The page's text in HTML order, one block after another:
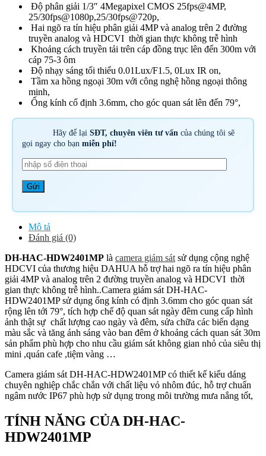
Độ phân giải 1/3″ 4Megapixel CMOS 25fps@4MP,
25/30fps@1080p,25/30fps@720p,
Hai ngõ ra tín hiệu phân giải 4MP và analog trên 2 đường
truyền analog và HDCVI thời gian thực không trễ hình
Khoảng cách truyền tải trên cáp đồng trục lên đến 300m với
cáp 75-3 ôm
Độ nhạy sáng tối thiểu 0.01Lux/F1.5, 0Lux IR on,
Tầm xa hồng ngoại 30m với công nghệ hồng ngoại thông
minh,
Ống kính cố định 3.6mm, cho góc quan sát lên đến 79°,
Hãy để lạiSĐT, chuyên viên tư vấncủa chúng tôi sẽ
gọi ngay cho bạn miễn phí!
Mô tả
Đánh giá (0)
DH-HAC-HDW2401MP là camera giám sát sử dụng cộng nghệ
HDCVI của thương hiệu DAHUA hỗ trợ hai ngõ ra tín hiệu phân
giải 4MP và analog trên 2 đường truyền analog và HDCVI thời
gian thực không trễ hình..Camera giám sát DH-HAC-
HDW2401MP sử dụng ống kính có định 3.6mm cho góc quan sát
rộng lên tới 79°, tích hợp chế độ quan sát ngày đêm cung cấp hình
ảnh thật sự chất lượng cao ngày và đêm, sửa chữa các biến dạng
màu sắc và tăng ánh sáng vào ban đêm ở khoảng cách quan sát 30m
sản phẩm phù hợp cho nhu cầu giám sát không gian nhỏ của siêu thị
mini ,quán cafe ,tiệm vàng …
Camera giám sát DH-HAC-HDW2401MP có thiết kế kiểu dáng
chuyên nghiệp chắc chắn với chất liệu vỏ nhôm đúc, hỗ trợ chuẩn
ngâm nước IP67 phù hợp sử dụng trong môi trường mưa nắng tốt,
TÍNH NĂNG CỦA DH-HAC-
HDW2401MP